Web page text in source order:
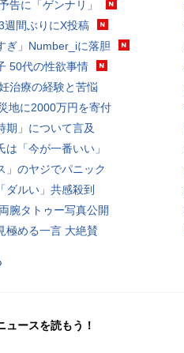
告に「ゲンナリ」
週間ぶりにX投稿
ぎ」Number_iに落胆
50代の性欲事情
治療の経験と苦悩
地に2000万円を寄付
期」について言及
は「今が一番いい」
」のヤジでパニック
ダルい」共感殺到
腕タトゥー写真公開
極める一言 大絶賛
ュースを読もう！